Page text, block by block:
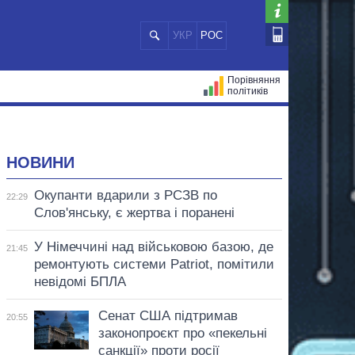
УКР РОС
Порівняння
політиків
НОВИНИ
22:29
Окупанти вдарили з РСЗВ по
Слов'янську, є жертва і поранені
21:45
У Німеччині над військовою базою, де
ремонтують системи Patriot, помітили
невідомі БПЛА
20:55
Сенат США підтримав
законопроєкт про «пекельні
санкції» проти росії